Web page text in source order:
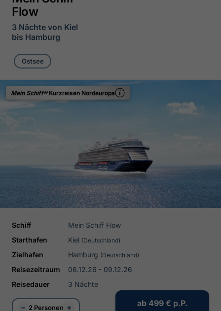
Flow
3 Nächte von Kiel
bis Hamburg
Ostsee
Mein Schiff®Kurzreisen Nordeuropa
Schiff
Mein Schiff Flow
Starthafen
Kiel (Deutschland)
Zielhafen Hamburg (Deutschland)
Reisezeitraum
06.12.26 - 09.12.26
Reisedauer
3 Nächte
− 2 Personen + ab 499 € p.P.